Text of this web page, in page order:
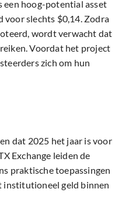
een hoog-potential asset
voor slechts $0,14. Zodra
wordt verwacht dat
Voordat het project
zich om hun
dat 2025 het jaar is voor
Exchange leiden de
praktische toepassingen
institutioneel geld binnen